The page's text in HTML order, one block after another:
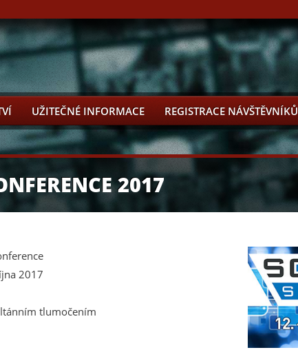
UŽITEČNÉ INFORMACE REGISTRACE NÁVŠTĚVNÍKŮ
2017
2017
tlumočením